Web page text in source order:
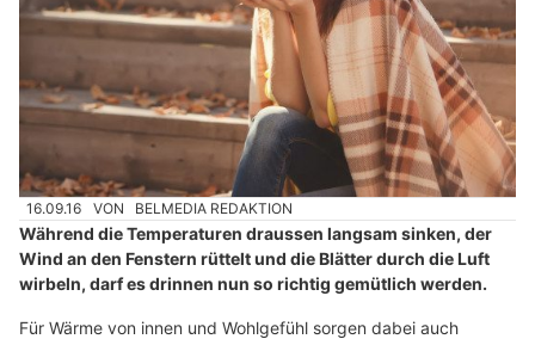
16.09.16 VON BELMEDIA REDAKTION
Während die Temperaturen draussen langsam sinken, der
Wind an den Fenstern rüttelt und die Blätter durch die Luft
wirbeln, darf es drinnen nun so richtig gemütlich werden.
Für Wärme von innen und Wohlgefühl sorgen dabei auch